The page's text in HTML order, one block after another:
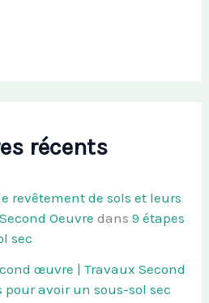
récents
revêtement de sols et leurs
Oeuvre dans9 étapes
sec
œuvre | Travaux Second
pour avoir un sous-sol sec